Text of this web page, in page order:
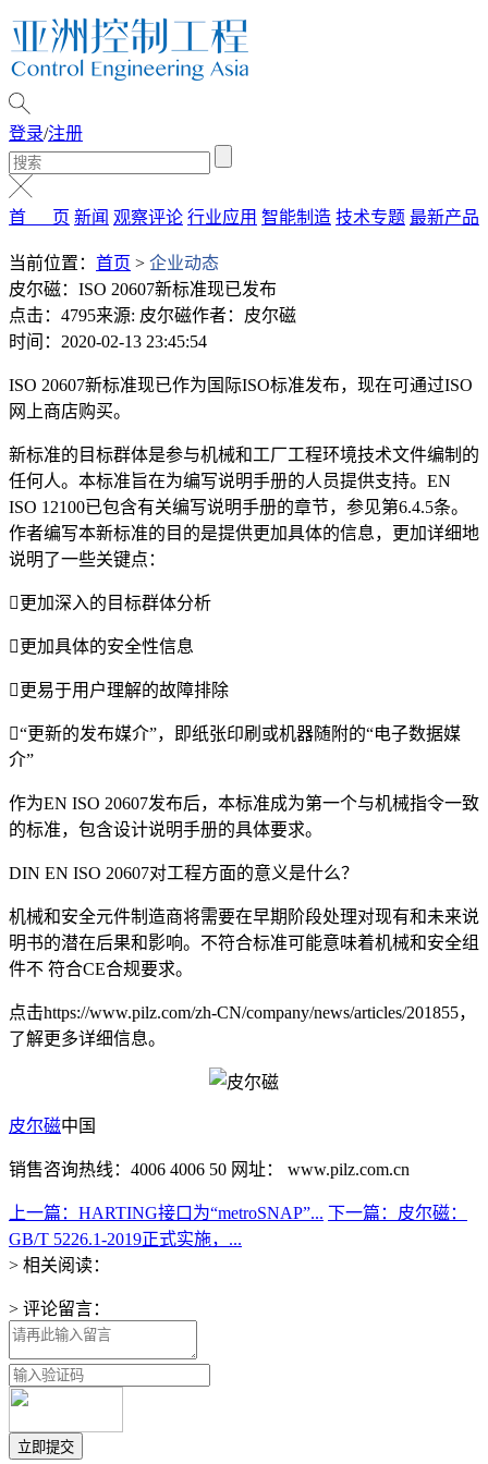
登录/注册
首 页 新闻 观察评论 行业应用 智能制造 技术专题 最新产品
当前位置： 首页 > 企业动态
皮尔磁：ISO 20607新标准现已发布
点击：4795来源: 皮尔磁作者：皮尔磁
时间：2020-02-13 23:45:54
ISO 20607新标准现已作为国际ISO标准发布，现在可通过ISO
网上商店购买。
新标准的目标群体是参与机械和工厂工程环境技术文件编制的
任何人。本标准旨在为编写说明手册的人员提供支持。EN
ISO 12100已包含有关编写说明手册的章节，参见第6.4.5条。
作者编写本新标准的目的是提供更加具体的信息，更加详细地
说明了一些关键点：
更加深入的目标群体分析
更加具体的安全性信息
更易于用户理解的故障排除
“更新的发布媒介”，即纸张印刷或机器随附的“电子数据媒
介”
作为EN ISO 20607发布后，本标准成为第一个与机械指令一致
的标准，包含设计说明手册的具体要求。
DIN EN ISO 20607对工程方面的意义是什么？
机械和安全元件制造商将需要在早期阶段处理对现有和未来说
明书的潜在后果和影响。不符合标准可能意味着机械和安全组
件不 符合CE合规要求。
点击https://www.pilz.com/zh-CN/company/news/articles/201855，
了解更多详细信息。
皮尔磁中国
销售咨询热线：4006 4006 50 网址： www.pilz.com.cn
上一篇：HARTING接口为“metroSNAP”... 下一篇：皮尔磁：
GB/T 5226.1-2019正式实施，...
> 相关阅读：
> 评论留言：